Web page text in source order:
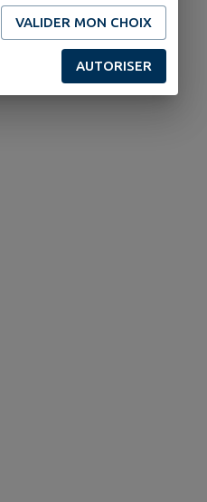
VALIDER MON CHOIX
AUTORISER